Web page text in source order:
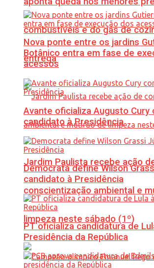
combustíveis e do gás de
entrega
Jardim Paulista recebe ação
conscientização ambiental e
limpeza neste sábado (1º)
Nova ponte entre os jardins
Botânico entra em fase de
acessos
Avante oficializa Augusto Cury
candidato à Presidência
Democrata define Wilson
candidato à Presidência
PT oficializa candidatura de
Presidência da República